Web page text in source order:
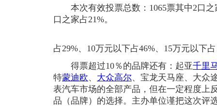
本次有效投票总数：1065票其中2口之
口之家占21%。
占29%、10万元以下占46%、15万元以下
得票超过10％的品牌还有：起亚千里
特蒙迪欧、 大众高尔、宝龙天马座、大众
表汽车市场的全部产品，但在一定程度上
品（品牌）的选择。主办单位谨把这次评